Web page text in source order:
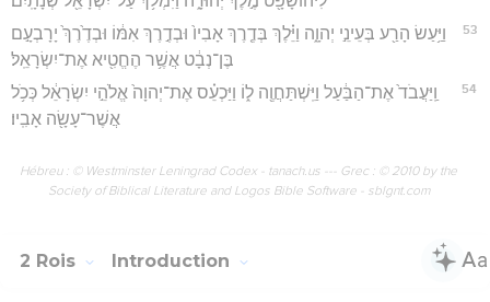
53
וַיַּ֥עַשׂ הָרַ֖ע בְּעֵינֵ֣י יְהוָ֑ה וַיֵּ֗לֶךְ בְּדֶ֤רֶךְ אָבִיו֙ וּבְדֶ֣רֶךְ אִמּ֔וֹ וּבְדֶ֙רֶךְ֙ יָרָבְעָ֣ם
בֶּן־נְבָ֔ט אֲשֶׁ֥ר הֶחֱטִ֖יא אֶת־יִשְׂרָאֵֽל׃
54
וַֽיַּעֲבֹד֙ אֶת־הַבַּ֔עַל וַיִּֽשְׁתַּחֲוֶ֖ה ל֑וֹ וַיַּכְעֵ֗ס אֶת־יְהוָה֙ אֱלֹהֵ֣י יִשְׂרָאֵ֔ל כְּכֹ֥ל
אֲשֶׁר־עָשָׂ֖ה אָבִֽיו׃
Hébreu : © Westminster Leningrad Codex - tanach.us --- Grec : © 2010 by the
Society of Biblical Literature and Logos Bible Software - sblgnt.com
2 Rois Introduction